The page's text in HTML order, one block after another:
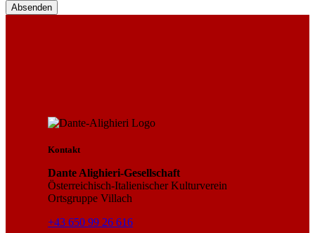
Absenden
Kontakt
Dante Alighieri-Gesellschaft
Österreichisch-Italienischer Kulturverein
Ortsgruppe Villach
+43 650 99 26 616